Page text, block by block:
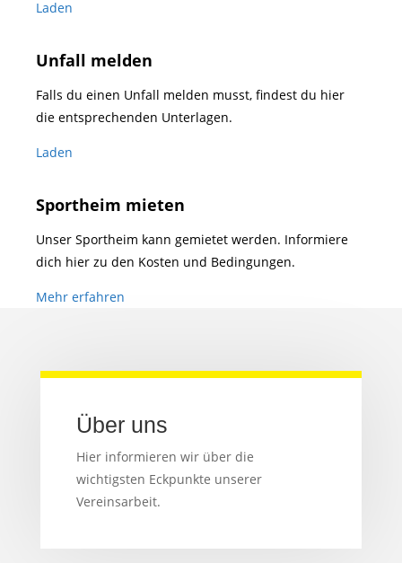
Laden
Unfall melden
Falls du einen Unfall melden musst, findest du hier
die entsprechenden Unterlagen.
Laden
Sportheim mieten
Unser Sportheim kann gemietet werden. Informiere
dich hier zu den Kosten und Bedingungen.
Mehr erfahren
Über uns
Hier informieren wir über die
wichtigsten Eckpunkte unserer
Vereinsarbeit.